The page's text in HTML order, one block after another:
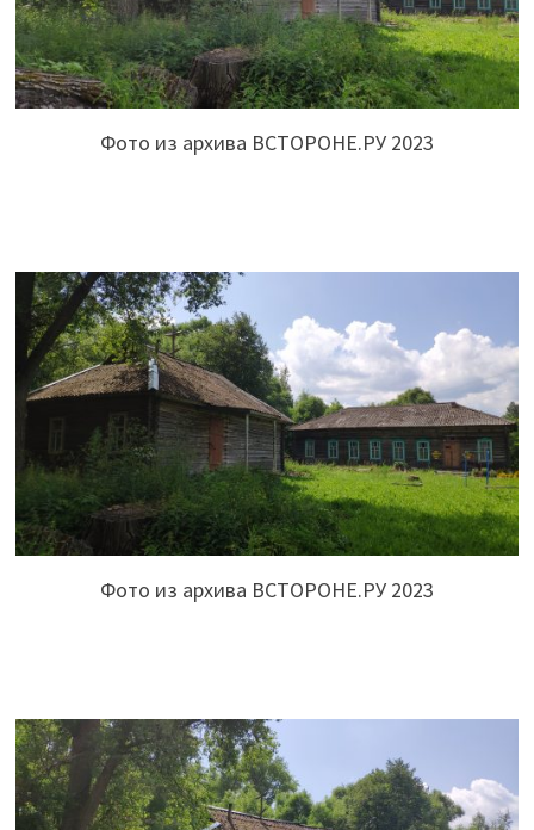
Фото из архива ВСТОРОНЕ.РУ 2023
Фото из архива ВСТОРОНЕ.РУ 2023